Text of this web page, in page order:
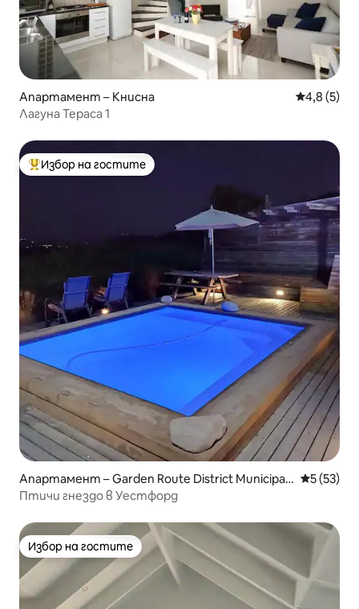
Апартамент – Книсна Средна
4,8 (5)
Лагуна Тераса 1
Най-популярен избор на гостите
Избор на гостите
Апартамент – Garden Route District Municipali
ty
Средна
5 (53)
Птичи гнездо в Уестфорд
Избор на гостите
Избор на гостите